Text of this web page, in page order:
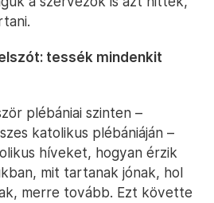
tessék mindenkit
plébániai szinten –
katolikus plébániáján –
híveket, hogyan érzik
mit tartanak jónak, hol
merre tovább. Ezt követte